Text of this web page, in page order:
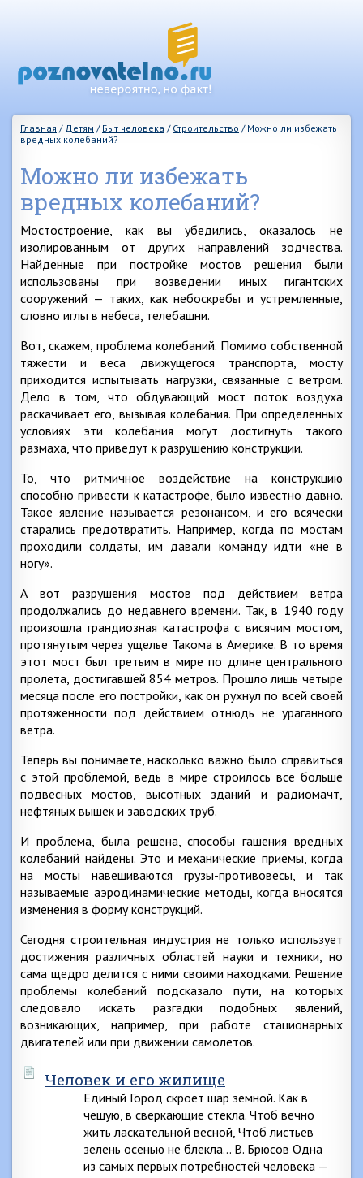
Главная / Детям / Быт человека / Строительство / Можно ли избежать
вредных колебаний?
Можно ли избежать
вредных колебаний?
Мостостроение, как вы убедились, оказалось не
изолированным от других направлений зодчества.
Найденные при постройке мостов решения были
использованы при возведении иных гигантских
сооружений — таких, как небоскребы и устремленные,
словно иглы в небеса, телебашни.
Вот, скажем, проблема колебаний. Помимо собственной
тяжести и веса движущегося транспорта, мосту
приходится испытывать нагрузки, связанные с ветром.
Дело в том, что обдувающий мост поток воздуха
раскачивает его, вызывая колебания. При определенных
условиях эти колебания могут достигнуть такого
размаха, что приведут к разрушению конструкции.
То, что ритмичное воздействие на конструкцию
способно привести к катастрофе, было известно давно.
Такое явление называется резонансом, и его всячески
старались предотвратить. Например, когда по мостам
проходили солдаты, им давали команду идти «не в
ногу».
А вот разрушения мостов под действием ветра
продолжались до недавнего времени. Так, в 1940 году
произошла грандиозная катастрофа с висячим мостом,
протянутым через ущелье Такома в Америке. В то время
этот мост был третьим в мире по длине центрального
пролета, достигавшей 854 метров. Прошло лишь четыре
месяца после его постройки, как он рухнул по всей своей
протяженности под действием отнюдь не ураганного
ветра.
Теперь вы понимаете, насколько важно было справиться
с этой проблемой, ведь в мире строилось все больше
подвесных мостов, высотных зданий и радиомачт,
нефтяных вышек и заводских труб.
И проблема, была решена, способы гашения вредных
колебаний найдены. Это и механические приемы, когда
на мосты навешиваются грузы-противовесы, и так
называемые аэродинамические методы, когда вносятся
изменения в форму конструкций.
Сегодня строительная индустрия не только использует
достижения различных областей науки и техники, но
сама щедро делится с ними своими находками. Решение
проблемы колебаний подсказало пути, на которых
следовало искать разгадки подобных явлений,
возникающих, например, при работе стационарных
двигателей или при движении самолетов.
Человек и его жилище
Единый Город скроет шар земной. Как в
чешую, в сверкающие стекла. Чтоб вечно
жить ласкательной весной, Чтоб листьев
зелень осенью не блекла… В. Брюсов Одна
из самых первых потребностей человека —